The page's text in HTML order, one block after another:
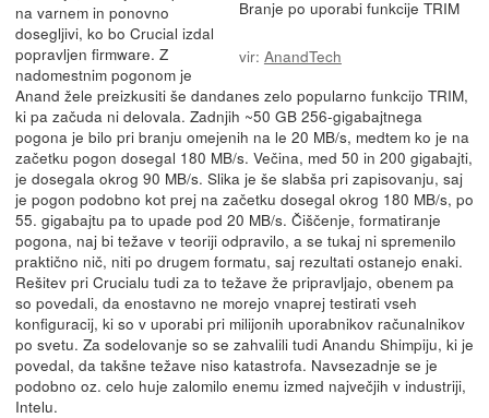
Branje po uporabi funkcije TRIM
vir: AnandTech
na varnem in ponovno
dosegljivi, ko bo Crucial izdal
popravljen firmware. Z
nadomestnim pogonom je
Anand žele preizkusiti še dandanes zelo popularno funkcijo TRIM,
ki pa začuda ni delovala. Zadnjih ~50 GB 256-gigabajtnega
pogona je bilo pri branju omejenih na le 20 MB/s, medtem ko je na
začetku pogon dosegal 180 MB/s. Večina, med 50 in 200 gigabajti,
je dosegala okrog 90 MB/s. Slika je še slabša pri zapisovanju, saj
je pogon podobno kot prej na začetku dosegal okrog 180 MB/s, po
55. gigabajtu pa to upade pod 20 MB/s. Čiščenje, formatiranje
pogona, naj bi težave v teoriji odpravilo, a se tukaj ni spremenilo
praktično nič, niti po drugem formatu, saj rezultati ostanejo enaki.
Rešitev pri Crucialu tudi za to težave že pripravljajo, obenem pa
so povedali, da enostavno ne morejo vnaprej testirati vseh
konfiguracij, ki so v uporabi pri milijonih uporabnikov računalnikov
po svetu. Za sodelovanje so se zahvalili tudi Anandu Shimpiju, ki je
povedal, da takšne težave niso katastrofa. Navsezadnje se je
podobno oz. celo huje zalomilo enemu izmed največjih v industriji,
Intelu.